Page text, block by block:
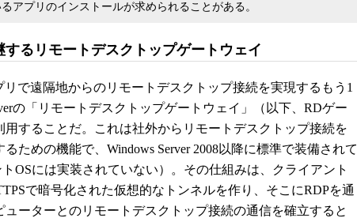
アプリのインストールが求められることがある。
るリモートデスクトップゲートウェイ
で遠隔地からのリモートデスクトップ接続を実現するもう1
の「リモートデスクトップゲートウェイ」（以下、RDゲー
用することだ。これは社外からリモートデスクトップ接続を
ための機能で、Windows Server 2008以降に標準で装備されて
OSには実装されていない）。その仕組みは、クライアント
で暗号化された仮想的なトンネルを作り、そこにRDPを通
ーターとのリモートデスクトップ接続の通信を確立すると